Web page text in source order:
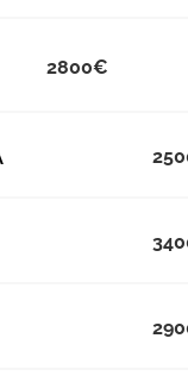
2800